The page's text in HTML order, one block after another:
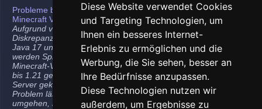
Diese Website verwendet Cookies
und Targeting Technologien, um
Ihnen ein besseres Internet-
Erlebnis zu ermöglichen und die
Werbung, die Sie sehen, besser an
Ihre Bedürfnisse anzupassen.
Diese Technologien nutzen wir
außerdem, um Ergebnisse zu
Probleme bei neueren
Minecraft Versionen
Aufgrund von
Diskrepanzen zwischen
Java 17 und Java 21
werden Spieler auf den
Minecraft-Versionen 1.20.5
bis 1.21 gelegentlich vom
Server gekickt. Das
Problem lässt sich
umgehen, indem ihr die